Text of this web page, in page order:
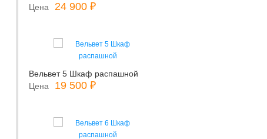
Цена
24 900 ₽
Вельвет 5 Шкаф распашной
Цена
19 500 ₽